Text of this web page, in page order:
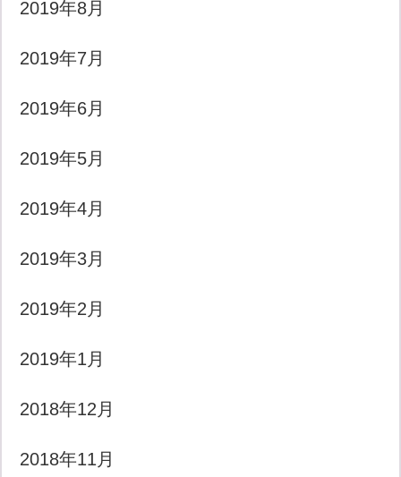
2019年8月
2019年7月
2019年6月
2019年5月
2019年4月
2019年3月
2019年2月
2019年1月
2018年12月
2018年11月